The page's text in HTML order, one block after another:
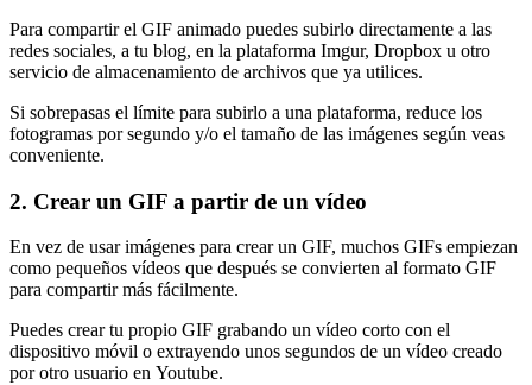
Para compartir el GIF animado puedes subirlo directamente a las
redes sociales, a tu blog, en la plataforma Imgur, Dropbox u otro
servicio de almacenamiento de archivos que ya utilices.
Si sobrepasas el límite para subirlo a una plataforma, reduce los
fotogramas por segundo y/o el tamaño de las imágenes según veas
conveniente.
2. Crear un GIF a partir de un vídeo
En vez de usar imágenes para crear un GIF, muchos GIFs empiezan
como pequeños vídeos que después se convierten al formato GIF
para compartir más fácilmente.
Puedes crear tu propio GIF grabando un vídeo corto con el
dispositivo móvil o extrayendo unos segundos de un vídeo creado
por otro usuario en Youtube.